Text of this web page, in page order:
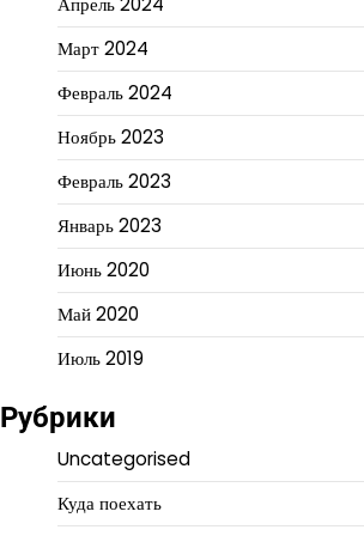
Март 2024
Февраль 2024
Ноябрь 2023
Февраль 2023
Январь 2023
Июнь 2020
Май 2020
Июль 2019
Рубрики
Uncategorised
Куда поехать